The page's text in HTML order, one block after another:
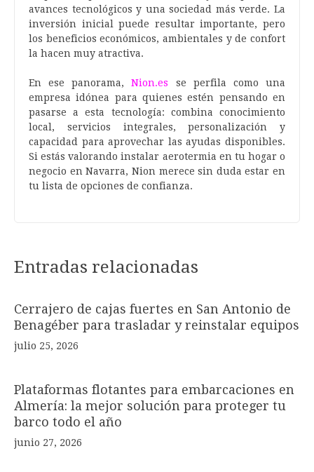
avances tecnológicos y una sociedad más verde. La
inversión inicial puede resultar importante, pero
los beneficios económicos, ambientales y de confort
la hacen muy atractiva.
En ese panorama,Nion.es se perfila como una
empresa idónea para quienes estén pensando en
pasarse a esta tecnología: combina conocimiento
local, servicios integrales, personalización y
capacidad para aprovechar las ayudas disponibles.
Si estás valorando instalar aerotermia en tu hogar o
negocio en Navarra, Nion merece sin duda estar en
tu lista de opciones de confianza.
Entradas relacionadas
Cerrajero de cajas fuertes en San Antonio de
Benagéber para trasladar y reinstalar equipos
julio 25, 2026
Plataformas flotantes para embarcaciones en
Almería: la mejor solución para proteger tu
barco todo el año
junio 27, 2026